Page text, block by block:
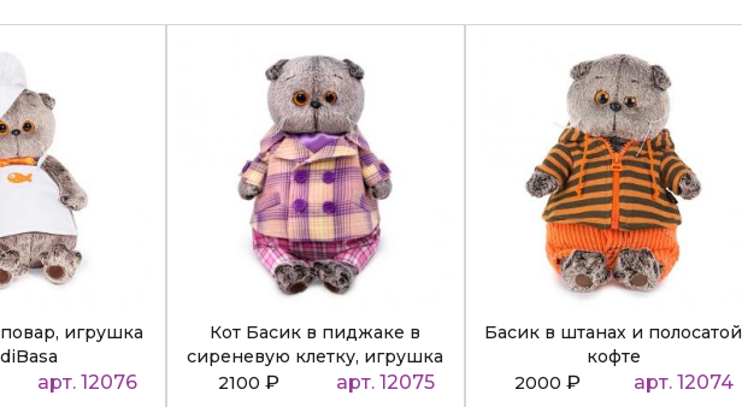
игрушка
арт. 12076
Кот Басик в пиджаке в
сиреневую клетку, игрушка
BudiBasa
2100₽ арт. 12075
Басик в штанах и полосатой
кофте
2000 ₽ арт. 12074